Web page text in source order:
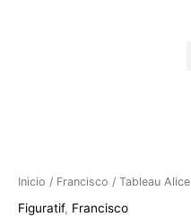
Inicio / Francisco / Tableau Alice
Figuratif, Francisco